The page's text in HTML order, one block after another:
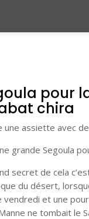
pour
chira
une assiette avec
grande Segoula
secret de cela
du désert,
vendredi et une
ne tombait le